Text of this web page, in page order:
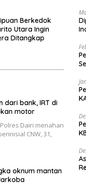
Berkedok
Utara Ingin
Ditangkap
dari bank, IRT di
motor
Polres Dairi menahan
CNW, 31,
oknum mantan